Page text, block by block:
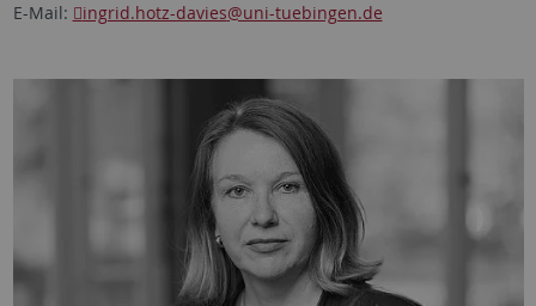
E-Mail:
ingrid.hotz-davies@uni-tuebingen.de